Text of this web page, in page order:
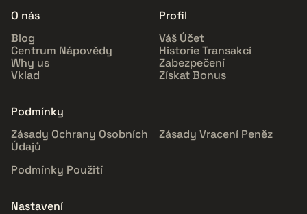
O nás
Blog
Centrum Nápovědy
Why us
Vklad
Profil
Váš Účet
Historie Transakcí
Zabezpečení
Získat Bonus
Podmínky
Zásady Ochrany Osobních
Údajů
Zásady Vracení Peněz
Podmínky Použití
Nastavení